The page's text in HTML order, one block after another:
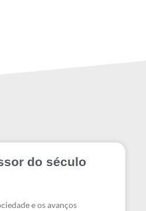
do século
e os avanços